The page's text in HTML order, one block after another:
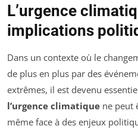
L’urgence
implications
Dans un contexte où le
de plus en plus par des
extrêmes, il est devenu
l’urgence climatique ne peut
même face à des enjeux